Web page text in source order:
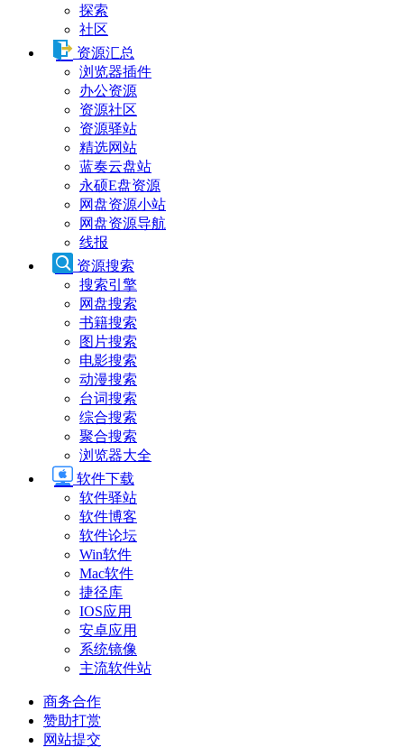
探索
社区
资源汇总
浏览器插件
办公资源
资源社区
资源驿站
精选网站
蓝奏云盘站
永硕E盘资源
网盘资源小站
网盘资源导航
线报
资源搜索
搜索引擎
网盘搜索
书籍搜索
图片搜索
电影搜索
动漫搜索
台词搜索
综合搜索
聚合搜索
浏览器大全
软件下载
软件驿站
软件博客
软件论坛
Win软件
Mac软件
捷径库
IOS应用
安卓应用
系统镜像
主流软件站
商务合作
赞助打赏
网站提交